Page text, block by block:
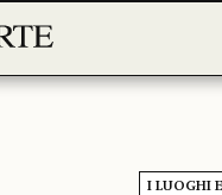
I LUOGHI